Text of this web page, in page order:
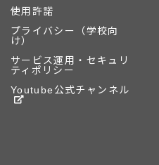
使用許諾
プライバシー（学校向
け）
サービス運用・セキュリ
ティポリシー
Youtube公式チャンネル